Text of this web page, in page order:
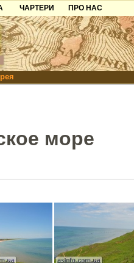
ЧАРТЕРИ
ПРО НАС
Контакти
Партнерам
Додати готель
море